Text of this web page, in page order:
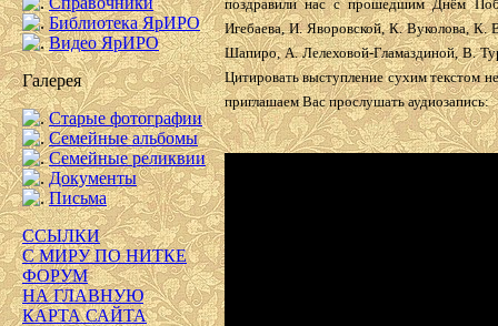
Библиотека ЯрИРО
Видео ЯрИРО
Галерея
Старые фотографии
Семейные альбомы
Семейные реликвии
Документы
Письма
ССЫЛКИ
С МИРУ ПО НИТКЕ
ФОРУМ
НА ГЛАВНУЮ
КАРТА САЙТА
поздравили нас с прошедшим Днём
Игебаева, И. Яворовской, К. Вуколова,
Шапиро, А. Лелеховой-Гламаздиной, В.
Цитировать выступление сухим текстом
приглашаем Вас прослушать аудиозапись: